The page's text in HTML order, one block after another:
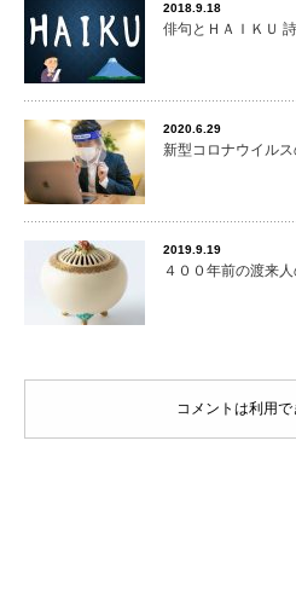
2018.9.18
俳句とＨＡＩＫＵ
2020.6.29
新型コロナウイル
2019.9.19
４００年前の渡来
コメントは利用で